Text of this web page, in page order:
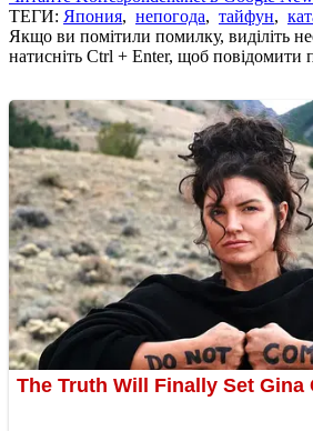
ТЕГИ: Япония, непогода, тайфун,
Якщо ви помітили помилку, виділіть
натисніть Ctrl + Enter, щоб повідомити